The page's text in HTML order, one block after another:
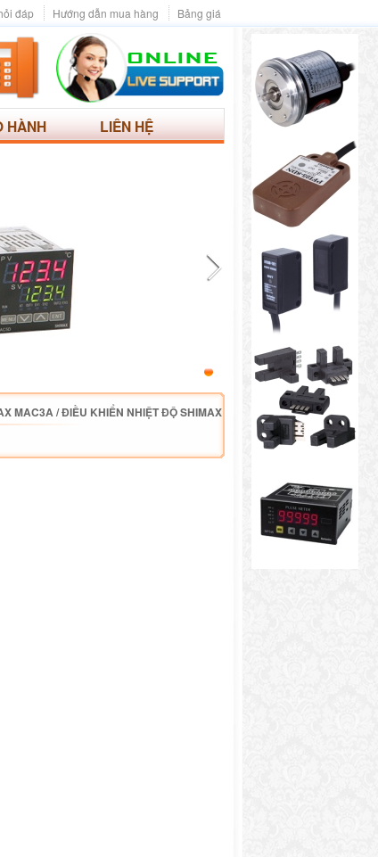
Bảng giá
Hướng dẫn mua hàng
đáp
HÀNH LIÊN HỆ
MAC3A/ĐIỀU KHIỂN NHIỆT ĐỘ SHIMAX